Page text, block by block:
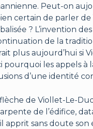
Peut-on
certain de parler
? L’invention
de la
plus aujourd’hui si
pourquoi les appels
d’une identité
de Viollet-Le-
de l’édifice,
apprit sans doute